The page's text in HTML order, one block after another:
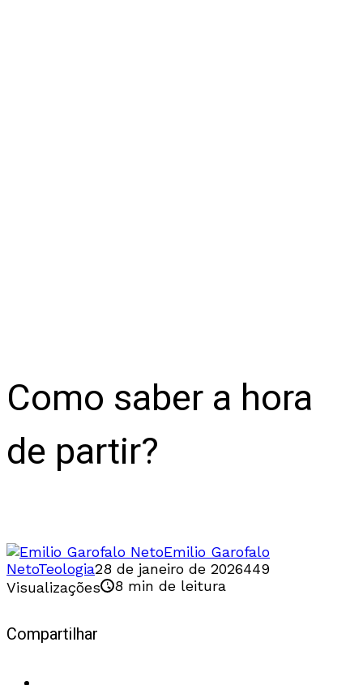
Como saber a hora
de partir?
Emilio Garofalo
NetoTeologia28 de janeiro de 2026449
Visualizações
8 min de leitura
Compartilhar